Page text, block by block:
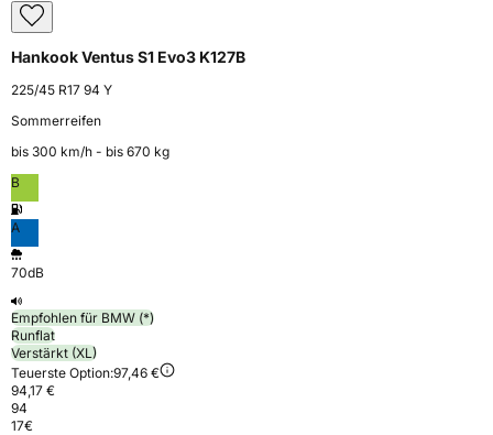
Hankook Ventus S1 Evo3 K127B
225/45 R17 94 Y
Sommerreifen
bis 300 km⁠/⁠h - bis 670 kg
B
A
70dB
Empfohlen für BMW (*)
Runflat
Verstärkt (XL)
Teuerste Option:97,46 €
94,17 €
94
17€